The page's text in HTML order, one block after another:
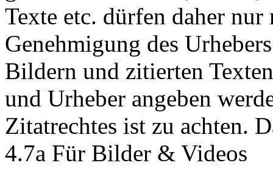
Texte etc. dürfen daher
Genehmigung des
Bildern und zitierten
und Urheber angeben
Zitatrechtes ist zu achten.
4.7a Für Bilder & Videos